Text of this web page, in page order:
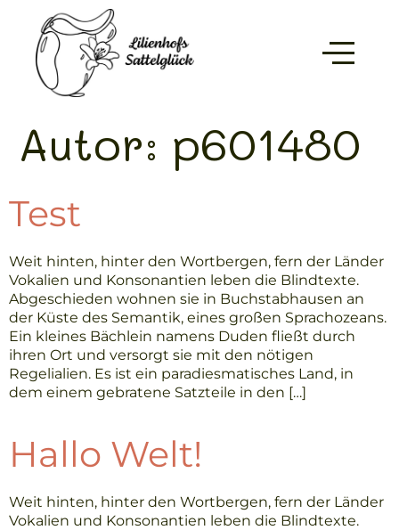
Autor: p601480
Test
Weit hinten, hinter den Wortbergen, fern der Länder
Vokalien und Konsonantien leben die Blindtexte.
Abgeschieden wohnen sie in Buchstabhausen an
der Küste des Semantik, eines großen Sprachozeans.
Ein kleines Bächlein namens Duden fließt durch
ihren Ort und versorgt sie mit den nötigen
Regelialien. Es ist ein paradiesmatisches Land, in
dem einem gebratene Satzteile in den […]
Hallo Welt!
Weit hinten, hinter den Wortbergen, fern der Länder
Vokalien und Konsonantien leben die Blindtexte.